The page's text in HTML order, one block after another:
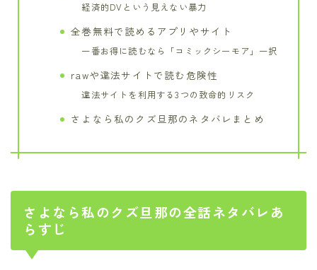
経済的DVという見えない暴力
全巻無料で読めるアプリやサイト
一番お得に読むなら「コミックシーモア」一択
rawや違法サイトで読む危険性
違法サイトを利用する3つの致命的リスク
さよなら私のクズ旦那のネタバレまとめ
さよなら私のクズ旦那の全話ネタバレあ
らすじ